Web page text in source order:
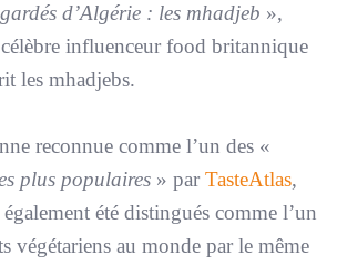
d’Algérie : les mhadjeb »,
célèbre influenceur food britannique
les mhadjebs.
reconnue comme l’un des «
plus populaires » par TasteAtlas,
été distingués comme l’un
végétariens au monde par le même